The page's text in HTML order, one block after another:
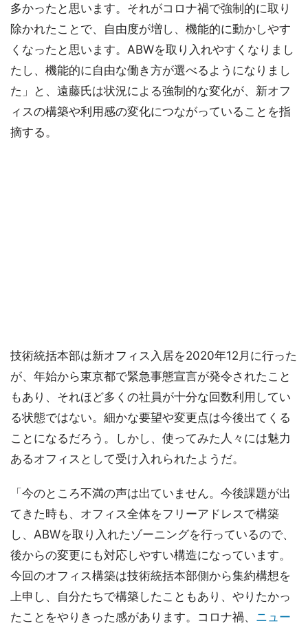
多かったと思います。それがコロナ禍で強制的に取り
除かれたことで、自由度が増し、機能的に動かしやす
くなったと思います。ABWを取り入れやすくなりまし
たし、機能的に自由な働き方が選べるようになりまし
た」と、遠藤氏は状況による強制的な変化が、新オフ
ィスの構築や利用感の変化につながっていることを指
摘する。
技術統括本部は新オフィス入居を2020年12月に行った
が、年始から東京都で緊急事態宣言が発令されたこと
もあり、それほど多くの社員が十分な回数利用してい
る状態ではない。細かな要望や変更点は今後出てくる
ことになるだろう。しかし、使ってみた人々には魅力
あるオフィスとして受け入れられたようだ。
「今のところ不満の声は出ていません。今後課題が出
てきた時も、オフィス全体をフリーアドレスで構築
し、ABWを取り入れたゾーニングを行っているので、
後からの変更にも対応しやすい構造になっています。
今回のオフィス構築は技術統括本部側から集約構想を
上申し、自分たちで構築したこともあり、やりたかっ
たことをやりきった感があります。コロナ禍、 ニュー